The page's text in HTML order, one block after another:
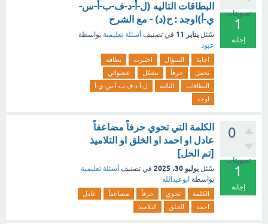
تصويتات
1
إجابة
البطاقات التاليه (ل-أ-د-ف-ب-أ-س-
ي-أ)اوجد : ح(د) - مع الشرح
سُئل يناير 11 في تصنيف أسئلة تعليمية بواسطة
عبود
اجابة السؤال اختيرت
بطاقه
تحمل
حرفاً بشكل
عشوائي
البطاقات
التاليه
ل-أ-د-ف-ب-أ-س-ي-أ
اوجد
0
تصويتات
1
إجابة
الكلمة التي تحوي حرفاً مضاعفاً
عادل او احمد او الخلق او التلاميذ
[تم الحل]
سُئل يوليو 30، 2025 في تصنيف أسئلة تعليمية
بواسطة ابوعبدالله
الكلمة تحوي حرفاً مضاعفاً
عادل
احمد
الخلق التلاميذ